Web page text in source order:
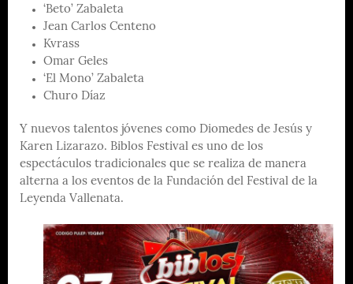
‘Beto’ Zabaleta
Jean Carlos Centeno
Kvrass
Omar Geles
‘El Mono’ Zabaleta
Churo Díaz
Y nuevos talentos jóvenes como Diomedes de Jesús y
Karen Lizarazo. Biblos Festival es uno de los
espectáculos tradicionales que se realiza de manera
alterna a los eventos de la Fundación del Festival de la
Leyenda Vallenata.